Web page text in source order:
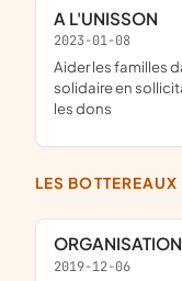
A L'UNISSON
2023-01-08
aider les familles dans le besoin, grâce à une épicerie
solidaire en
les dons
LES BOTTEREAUX
2019-12-06